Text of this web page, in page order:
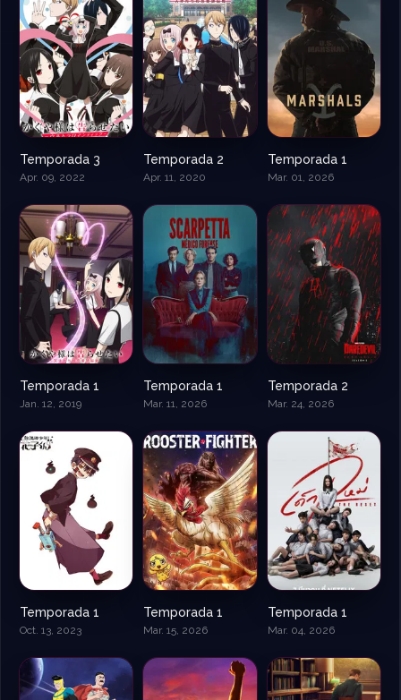
Temporada 3
Apr. 09, 2022
Temporada 2
Apr. 11, 2020
Temporada 1
Mar. 01, 2026
Temporada 1
Jan. 12, 2019
Temporada 1
Mar. 11, 2026
Temporada 2
Mar. 24, 2026
Temporada 1
Oct. 13, 2023
Temporada 1
Mar. 15, 2026
Temporada 1
Mar. 04, 2026